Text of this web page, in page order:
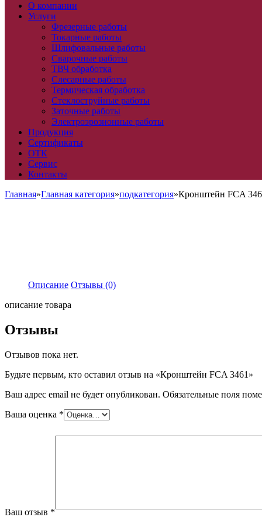
О компании
Услуги
Фрезерные работы
Токарные работы
Шлифовальные работы
Сварочные работы
ТВЧ обработка
Слесарные работы
Термическая обработка
Стеклоструйные работы
Заточные работы
Электроэрозионные работы
Продукция
Сертификаты
ОТК
Сервис
Контакты
Главная»Главная категория»подкатегория»Кронштейн FCA
Описание Отзывы (0)
описание товара
Отзывы
Отзывов пока нет.
Будьте первым, кто оставил отзыв на «Кронштейн FCA 3461»
Ваш адрес email не будет опубликован. Обязательные поля
Ваша оценка *
Ваш отзыв *